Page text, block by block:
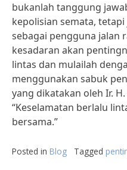
bukanlah tanggung
kepolisian semata,
sebagai pengguna jalan
kesadaran akan
lintas dan mulailah
menggunakan sabuk
yang dikatakan oleh Ir.
“Keselamatan berlalu
bersama.”
Posted in Blog Tagged